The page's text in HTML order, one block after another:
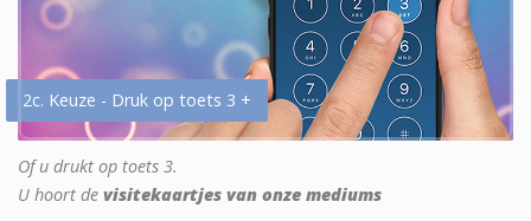
2c. Keuze - Druk op toets 3 +
Of u drukt op toets 3.
U hoort de visitekaartjes van onze mediums